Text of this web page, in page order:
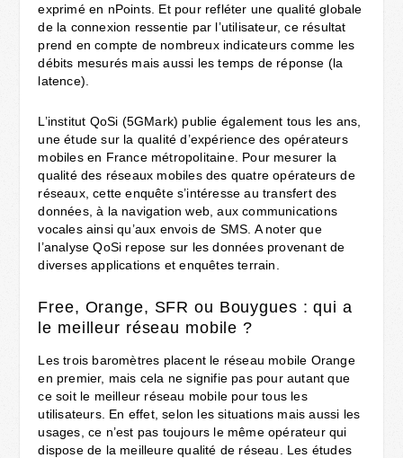
exprimé en nPoints. Et pour refléter une qualité globale
de la connexion ressentie par l’utilisateur, ce résultat
prend en compte de nombreux indicateurs comme les
débits mesurés mais aussi les temps de réponse (la
latence).
L’institut QoSi (5GMark) publie également tous les ans,
une étude sur la qualité d’expérience des opérateurs
mobiles en France métropolitaine. Pour mesurer la
qualité des réseaux mobiles des quatre opérateurs de
réseaux, cette enquête s’intéresse au transfert des
données, à la navigation web, aux communications
vocales ainsi qu’aux envois de SMS. A noter que
l’analyse QoSi repose sur les données provenant de
diverses applications et enquêtes terrain.
Free, Orange, SFR ou Bouygues : qui a
le meilleur réseau mobile ?
Les trois baromètres placent le réseau mobile Orange
en premier, mais cela ne signifie pas pour autant que
ce soit le meilleur réseau mobile pour tous les
utilisateurs. En effet, selon les situations mais aussi les
usages, ce n’est pas toujours le même opérateur qui
dispose de la meilleure qualité de réseau. Les études